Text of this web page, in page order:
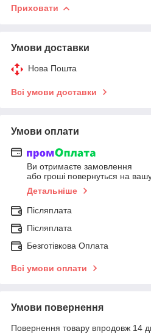
Приховати
Умови доставки
Нова Пошта
Всі умови доставки
Умови оплати
Ви отримаєте замовлення
або гроші повернуться на
Детальніше
Післяплата
Післяплата
Безготівкова Оплата
Всі умови оплати
Умови повернення
Повернення товару впродовж 14